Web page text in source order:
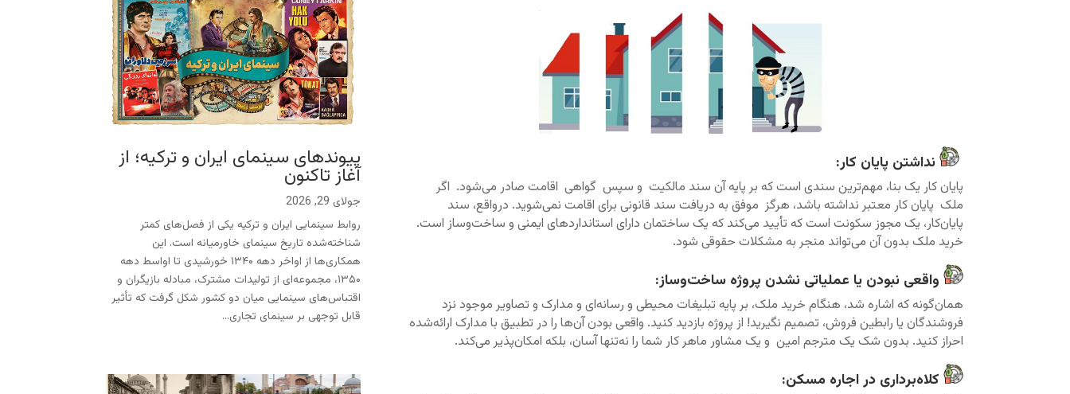
پیوندهای سینمای ایران و ترکیه؛ از
آغاز تاکنون
جولای 29, 2026
روابط سینمایی ایران و ترکیه یکی از فصل‌های کمتر
شناخته‌شده تاریخ سینمای خاورمیانه است. این
همکاری‌ها از اواخر دهه ۱۳۴۰ خورشیدی تا اواسط دهه
۱۳۵۰، مجموعه‌ای از تولیدات مشترک، مبادله بازیگران و
اقتباس‌های سینمایی میان دو کشور شکل گرفت که تأثیر
قابل توجهی بر سینمای تجاری...
نداشتن پایان کار:
پایان کار یک بنا، مهم‌ترین سندی است که بر پایه آن سند مالکیت و سپس گواهی اقامت صادر می‌‌شود. اگر
ملک پایان کار معتبر نداشته باشد، هرگز موفق به دریافت سند قانونی برای اقامت نمی‌شوید. درواقع، سند
پایان‌کار، یک مجوز سکونت است که تأیید می‌کند که یک ساختمان دارای استانداردهای ایمنی و ساخت‌وساز است.
خرید ملک بدون آن می‌تواند منجر به مشکلات حقوقی شود.
واقعی نبودن یا عملیاتی نشدن پروژه ساخت‌وساز:
همان‌گونه که اشاره شد، هنگام خرید ملک، بر پایه تبلیغات محیطی و رسانه‌‌ای و مدارک و تصاویر موجود نزد
فروشندگان یا رابطین فروش، تصمیم نگیرید! از پروژه بازدید کنید. واقعی بودن آن‌ها را در تطبیق با مدارک ارائه‌شده
احراز کنید. بدون شک یک مترجم امین و یک مشاور ماهر کار شما را نه‌تنها آسان، بلکه امکان‌پذیر می‌کند.
کلاه‌برداری در اجاره مسکن: